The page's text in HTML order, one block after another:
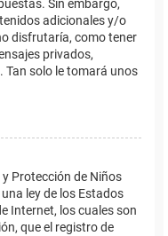
Sin embargo,
adicionales y/o
disfrutaría, como tener
privados,
Tan solo le tomará unos
y Protección de Niños
ley de los Estados
Internet, los cuales son
que el registro de